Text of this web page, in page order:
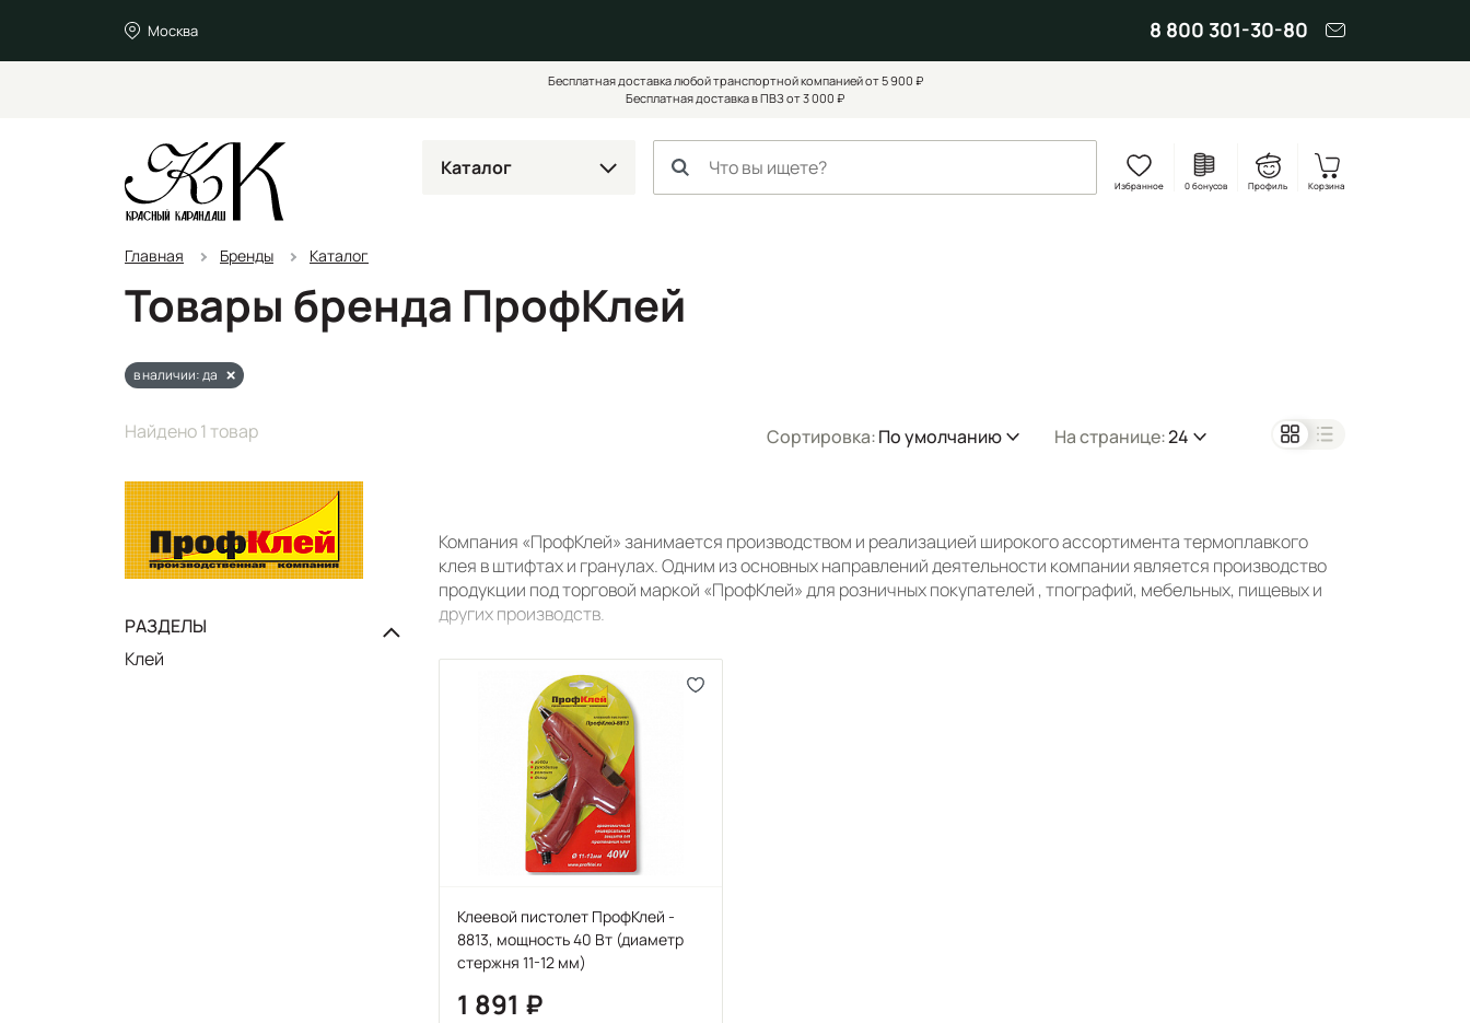
Москва 8 800 301-30-80
Бесплатная доставка любой транспортной компанией от 5 900 ₽
Бесплатная доставка в ПВЗ от 3 000 ₽
Каталог
Избранное 0 бонусов Профиль Корзина
Главная Бренды Каталог
Товары бренда ПрофКлей
в наличии: да
Найдено 1 товар Сортировка:По умолчанию На странице:24
РАЗДЕЛЫ
Клей
Компания «ПрофКлей» занимается производством и реализацией широкого ассортимента термоплавкого
клея в штифтах и гранулах. Одним из основных направлений деятельности компании является производство
продукции под торговой маркой «ПрофКлей» для розничных покупателей , тпографий, мебельных, пищевых и
других производств.
Клеевой пистолет ПрофКлей -
8813, мощность 40 Вт (диаметр
стержня 11-12 мм)
1 891